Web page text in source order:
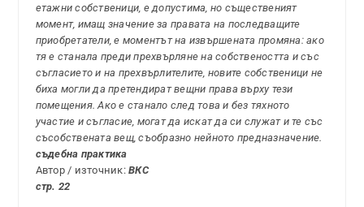
етажни собственици, е допустима, но същественият
момент, имащ значение за правата на последващите
приобретатели, е моментът на извършената промяна: ако
тя е станала преди прехвърляне на собствеността и със
съгласието и на прехвърлителите, новите собственици не
биха могли да претендират вещни права върху тези
помещения. Ако е станало след това и без тяхното
участие и съгласие, могат да искат да си служат и те със
съсобствената вещ, съобразно нейното предназначение.
съдебна практика
Автор / източник:ВКС
стр. 22